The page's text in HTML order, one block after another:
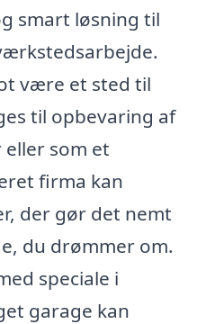
smart løsning til
være et sted til
til opbevaring af
eller som et
firma kan
der gør det nemt
du drømmer om.
speciale i
garage kan